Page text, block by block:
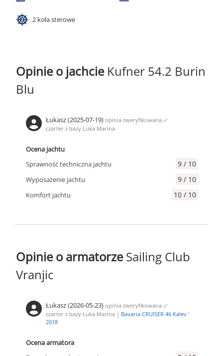
2 koła sterowe
Opinie o jachcie Kufner 54.2 Burin
Blu
Łukasz (2025-07-19) opinia zweryfikowana ✅
czarter z bazy Luka Marina
Ocena jachtu
Sprawność techniczna jachtu
9 / 10
Wyposażenie jachtu 9 / 10
Komfort jachtu 10 / 10
Opinie o armatorzeSailing Club
Vranjic
Łukasz (2026-05-23) opinia zweryfikowana ✅
czarter z bazy Luka Marina | Bavaria CRUISER 46 Kalev '
2018
Ocena armatora